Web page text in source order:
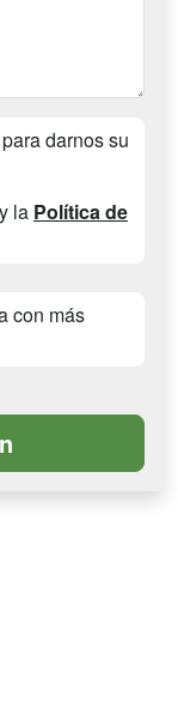
darnos su
y la Política de
con más